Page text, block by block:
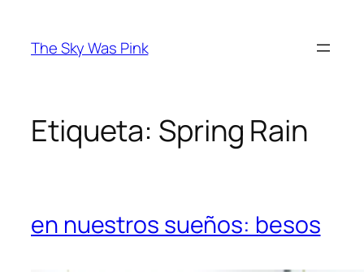
contenido
The Sky Was Pink
Etiqueta: Spring Rain
en nuestros sueños: besos